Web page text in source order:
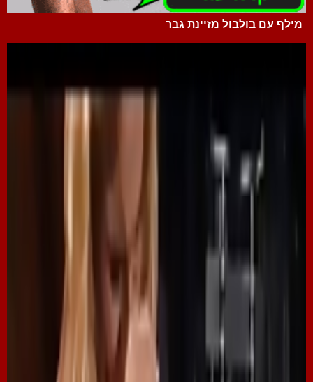
מילף עם בולבול מזיינת גבר